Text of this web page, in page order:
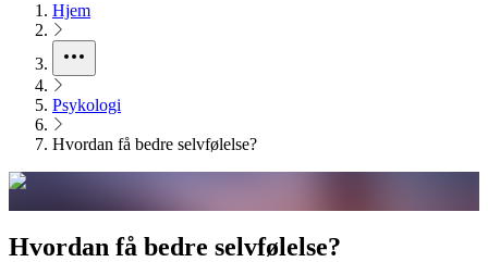
Hjem
Psykologi
Hvordan få bedre selvfølelse?
Hvordan få bedre selvfølelse?